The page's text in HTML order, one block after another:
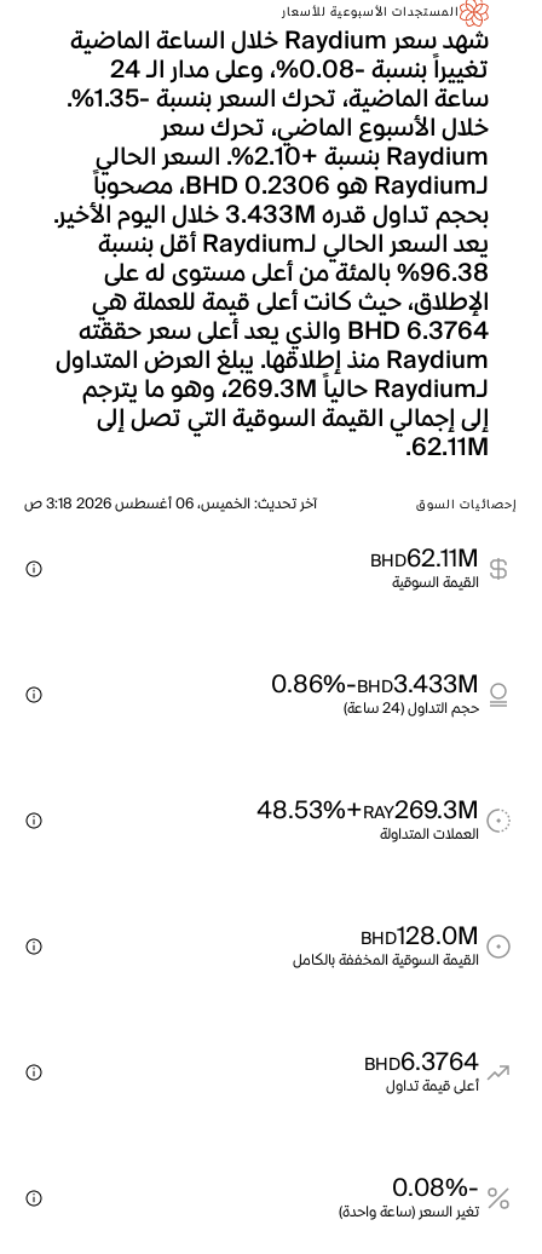
المستجدات الأسبوعية للأسعار
شهد سعر Raydium خلال الساعة الماضية
تغييراً بنسبة -0.08%، وعلى مدار الـ 24
ساعة الماضية، تحرك السعر بنسبة -1.35%.
خلال الأسبوع الماضي، تحرك سعر
Raydium بنسبة +2.10%. السعر الحالي
لـRaydium هو BHD 0.2306، مصحوباً
بحجم تداول قدره 3.433M خلال اليوم الأخير.
يعد السعر الحالي لـRaydium أقل بنسبة
96.38% بالمئة من أعلى مستوى له على
الإطلاق، حيث كانت أعلى قيمة للعملة هي
BHD 6.3764 والذي يعد أعلى سعر حققته
Raydium منذ إطلاقها. يبلغ العرض المتداول
لـRaydium حالياً 269.3M، وهو ما يترجم
إلى إجمالي القيمة السوقية التي تصل إلى
62.11M.
إحصائيات السوق آخر تحديث:الخميس، 06 أغسطس 2026 3:18 ص
62.11M
BHD
القيمة السوقية
3.433M
BHD
-0.86%
حجم التداول (24 ساعة)
269.3M
RAY
+48.53%
العملات المتداولة
128.0M
BHD
القيمة السوقية المخففة بالكامل
6.3764
BHD
أعلى قيمة تداول
-0.08%
تغير السعر (ساعة واحدة)